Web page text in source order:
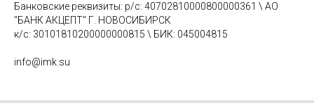
Банковские реквизиты: р/с: 40702810000800000361 \ АО
"БАНК АКЦЕПТ" Г. НОВОСИБИРСК
к/с: 30101810200000000815 \ БИК: 045004815
info@imk.su